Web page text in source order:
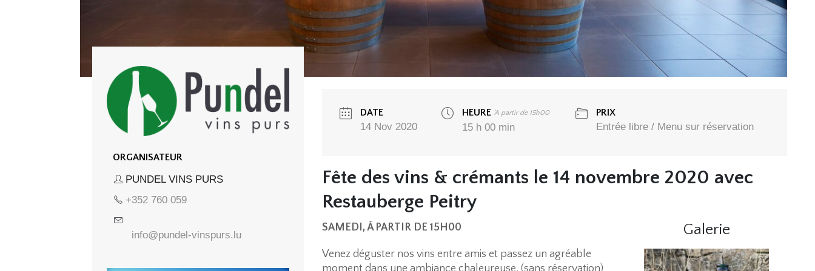
ORGANISATEUR
PUNDEL VINS PURS
+352 760 059
info@pundel-vinspurs.lu
DATE
14 Nov 2020
HEURE 'A partir de 15h00
15 h 00 min
PRIX
Entrée libre / Menu sur réservation
Fête des vins & crémants le 14 novembre 2020 avec
Restauberge Peitry
SAMEDI, Á PARTIR DE 15H00
Venez déguster nos vins entre amis et passez un agréable
Galerie